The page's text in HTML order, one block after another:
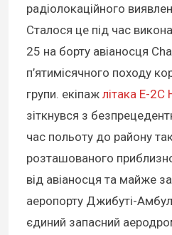
радіолокаційного
Сталося це під час
25 на борту авіаносця
п’ятимісячного походу
групи. екіпаж літака E-2C
зіткнувся з
час польоту до району
розташованого
від авіаносця та майже
аеропорту Джибуті-
єдиний запасний